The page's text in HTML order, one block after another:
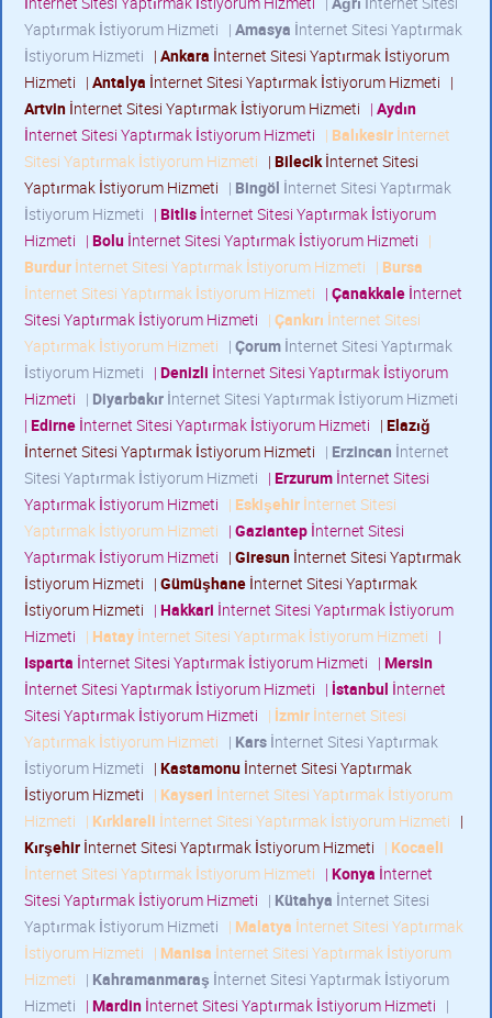
Yaptırmak İstiyorum Hizmeti | Amasya İnternet Sitesi Yaptırmak
İstiyorum Hizmeti | Ankara İnternet Sitesi Yaptırmak İstiyorum
Hizmeti | Antalya İnternet Sitesi Yaptırmak İstiyorum Hizmeti |
Artvin İnternet Sitesi Yaptırmak İstiyorum Hizmeti | Aydın
İnternet Sitesi Yaptırmak İstiyorum Hizmeti | Balıkesir İnternet
Sitesi Yaptırmak İstiyorum Hizmeti | Bilecikİnternet Sitesi
Yaptırmak İstiyorum Hizmeti | Bingöl İnternet Sitesi Yaptırmak
İstiyorum Hizmeti | Bitlis İnternet Sitesi Yaptırmak İstiyorum
Hizmeti | Bolu İnternet Sitesi Yaptırmak İstiyorum Hizmeti |
Burdur İnternet Sitesi Yaptırmak İstiyorum Hizmeti | Bursa
İnternet Sitesi Yaptırmak İstiyorum Hizmeti | Çanakkale İnternet
Sitesi Yaptırmak İstiyorum Hizmeti | Çankırı İnternet Sitesi
Yaptırmak İstiyorum Hizmeti | Çorum İnternet Sitesi Yaptırmak
İstiyorum Hizmeti | Denizli İnternet Sitesi Yaptırmak İstiyorum
Hizmeti | Diyarbakır İnternet Sitesi Yaptırmak İstiyorum Hizmeti
| Edirne İnternet Sitesi Yaptırmak İstiyorum Hizmeti | Elazığ
İnternet Sitesi Yaptırmak İstiyorum Hizmeti | Erzincan İnternet
Sitesi Yaptırmak İstiyorum Hizmeti | Erzurum İnternet Sitesi
Yaptırmak İstiyorum Hizmeti | Eskişehir İnternet Sitesi
Yaptırmak İstiyorum Hizmeti | Gaziantep İnternet Sitesi
Yaptırmak İstiyorum Hizmeti | Giresun İnternet Sitesi Yaptırmak
İstiyorum Hizmeti | Gümüşhane İnternet Sitesi Yaptırmak
İstiyorum Hizmeti | Hakkari İnternet Sitesi Yaptırmak İstiyorum
Hizmeti | Hatay İnternet Sitesi Yaptırmak İstiyorum Hizmeti |
Isparta İnternet Sitesi Yaptırmak İstiyorum Hizmeti | Mersin
İnternet Sitesi Yaptırmak İstiyorum Hizmeti | İstanbul İnternet
Sitesi Yaptırmak İstiyorum Hizmeti | İzmir İnternet Sitesi
Yaptırmak İstiyorum Hizmeti | Kars İnternet Sitesi Yaptırmak
İstiyorum Hizmeti | Kastamonu İnternet Sitesi Yaptırmak
İstiyorum Hizmeti | Kayseri İnternet Sitesi Yaptırmak İstiyorum
Hizmeti | Kırklareli İnternet Sitesi Yaptırmak İstiyorum Hizmeti |
Kırşehir İnternet Sitesi Yaptırmak İstiyorum Hizmeti | Kocaeli
İnternet Sitesi Yaptırmak İstiyorum Hizmeti | Konya İnternet
Sitesi Yaptırmak İstiyorum Hizmeti | Kütahya İnternet Sitesi
Yaptırmak İstiyorum Hizmeti | Malatya İnternet Sitesi Yaptırmak
İstiyorum Hizmeti | Manisa İnternet Sitesi Yaptırmak İstiyorum
Hizmeti | Kahramanmaraş İnternet Sitesi Yaptırmak İstiyorum
Hizmeti | Mardin İnternet Sitesi Yaptırmak İstiyorum Hizmeti |